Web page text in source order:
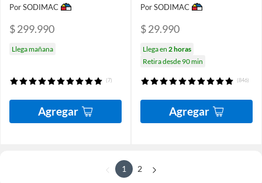
Por SODIMAC
$ 299.990
Llega mañana
(7)
Agregar
Por SODIMAC
$ 29.990
Llega en 2 horas
Retira desde 90 min
(846)
Agregar
1 2